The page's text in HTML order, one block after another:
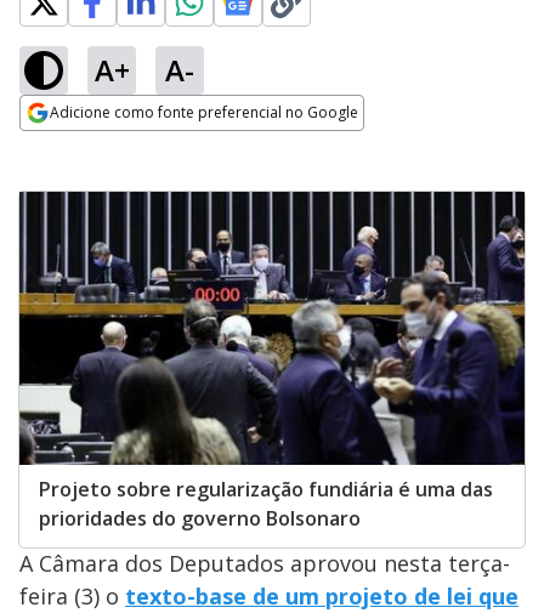
A+ A-
Adicione como fonte preferencial no Google
Projeto sobre regularização fundiária é uma das
prioridades do governo Bolsonaro
A Câmara dos Deputados aprovou nesta terça-
feira (3) o texto-base de um projeto de lei que